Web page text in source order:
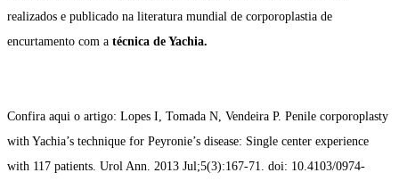
realizados e publicado na literatura mundial de corporoplastia de
encurtamento com a técnica de Yachia.
Confira aqui o artigo: Lopes I, Tomada N, Vendeira P. Penile corporoplasty
with Yachia’s technique for Peyronie’s disease: Single center experience
with 117 patients. Urol Ann. 2013 Jul;5(3):167-71. doi: 10.4103/0974-